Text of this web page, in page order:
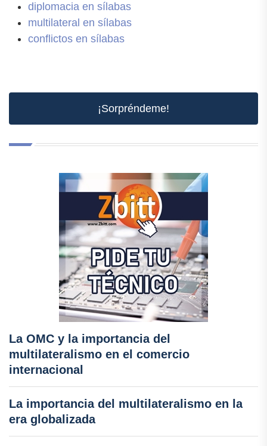
diplomacia en sílabas
multilateral en sílabas
conflictos en sílabas
¡Sorpréndeme!
La OMC y la importancia del
multilateralismo en el comercio
internacional
La importancia del multilateralismo en la
era globalizada